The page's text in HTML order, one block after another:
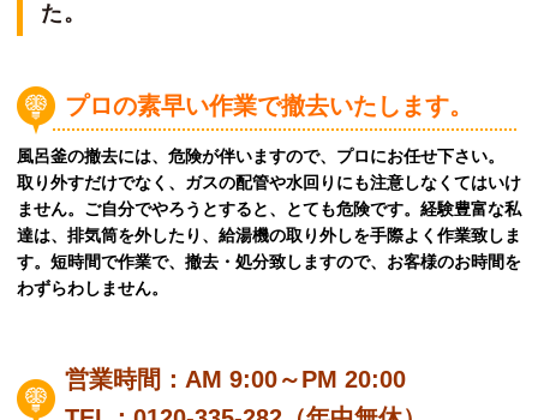
た。
プロの素早い作業で撤去いたします。
風呂釜の撤去には、危険が伴いますので、プロにお任せ下さい。
取り外すだけでなく、ガスの配管や水回りにも注意しなくてはいけ
ません。ご自分でやろうとすると、とても危険です。経験豊富な私
達は、排気筒を外したり、給湯機の取り外しを手際よく作業致しま
す。短時間で作業で、撤去・処分致しますので、お客様のお時間を
わずらわしません。
営業時間：AM 9:00～PM 20:00